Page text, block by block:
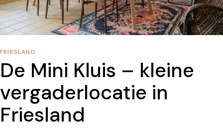
FRIESLAND
De Mini Kluis – kleine
vergaderlocatie in
Friesland